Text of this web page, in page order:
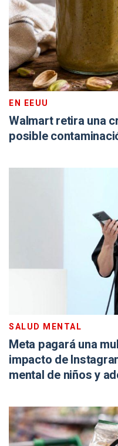
EN EEUU
Walmart retira una
posible
SALUD MENTAL
Meta pagará una
impacto de
mental de niños y